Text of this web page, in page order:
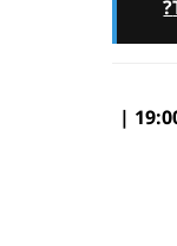
| מוצ"ש 2.2.19 בשעה 19:00 |